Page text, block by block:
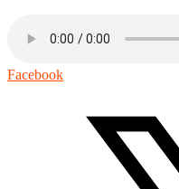
Facebook